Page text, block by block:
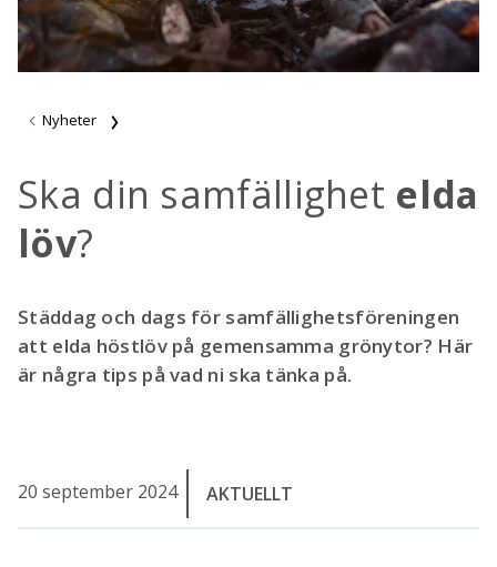
Nyheter
Ska din samfällighet elda
löv?
Städdag och dags för samfällighetsföreningen
att elda höstlöv på gemensamma grönytor? Här
är några tips på vad ni ska tänka på.
20 september 2024 AKTUELLT